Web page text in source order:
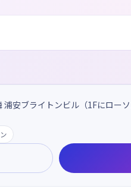
安ブライトンビル（1Fにローソ